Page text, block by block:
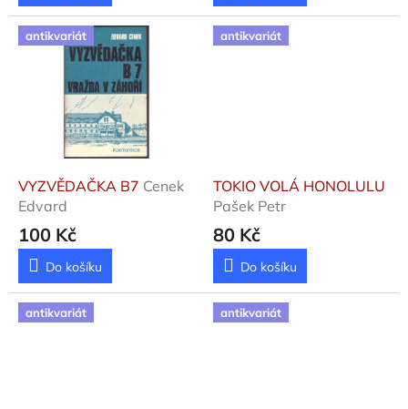
antikvariát
VYZVĚDAČKA B7 Cenek
Edvard
100 Kč
Do košíku
antikvariát
TOKIO VOLÁ HONOLULU
Pašek Petr
80 Kč
Do košíku
antikvariát antikvariát